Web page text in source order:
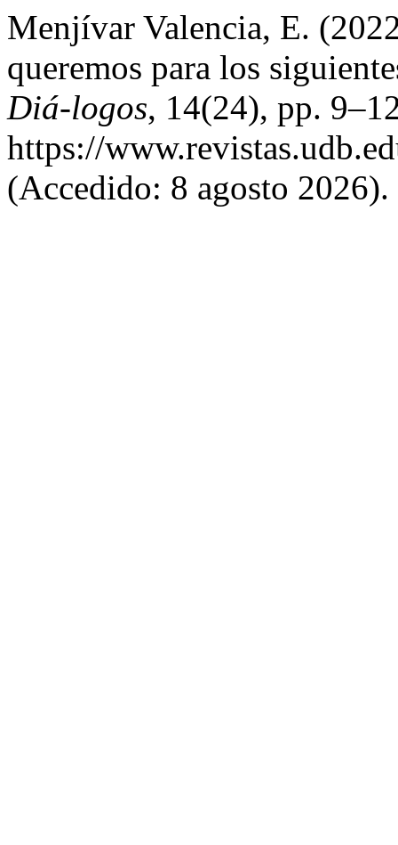
Menjívar Valencia, E.
queremos para los
Diá-logos, 14(24), pp.
https://
(Accedido: 8 agosto 2026).